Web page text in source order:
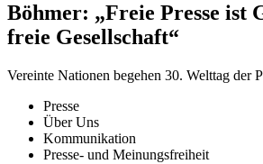
Böhmer: „Freie Presse ist
freie Gesellschaft“
Vereinte Nationen begehen 30. Welttag der
Presse
Über Uns
Kommunikation
Presse- und Meinungsfreiheit